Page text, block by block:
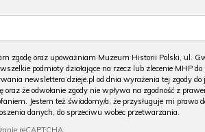
zgodę oraz upoważniam Muzeum Historii Polski, ul.
podmioty działające na rzecz lub zlecenie MHP
newslettera dzieje.pl od dnia wyrażenia tej zgody
oraz że odwołanie zgody nie wpływa na zgodność z
Jestem też świadomy/a, że przysługuje mi prawo
danych, do sprzeciwu wobec przetwarzania.